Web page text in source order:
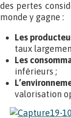
des pertes
monde y gagne :
Les
taux
Les
inférieurs ;
valorisation